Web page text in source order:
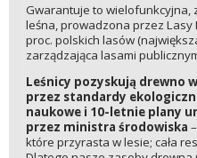
Gwarantuje to
leśna, prowadzona przez Lasy
proc. polskich lasów
zarządzająca lasami
Leśnicy pozyskują drewno
przez standardy
naukowe i 10-letnie plany
przez ministra środowiska
które przyrasta w lesie; cała